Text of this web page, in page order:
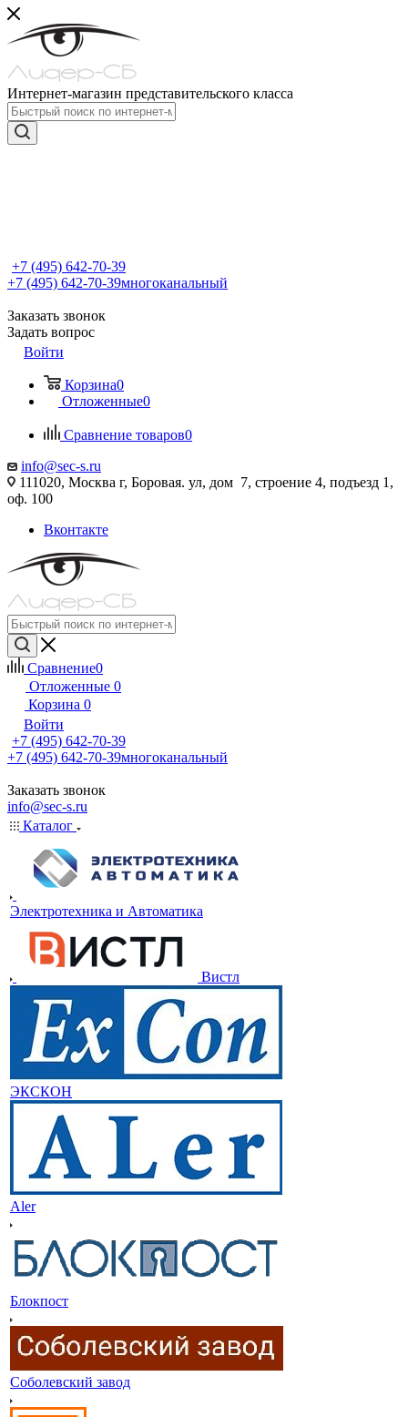
Интернет-магазин представительского класса
+7 (495) 642-70-39
+7 (495) 642-70-39многоканальный
Заказать звонок
Задать вопрос
Войти
Корзина0
Отложенные0
Сравнение товаров0
info@sec-s.ru
111020, Москва г, Боровая. ул, дом 7, строение 4, подъезд 1,
оф. 100
Вконтакте
Сравнение0
Отложенные 0
Корзина 0
Войти
+7 (495) 642-70-39
+7 (495) 642-70-39многоканальный
Заказать звонок
info@sec-s.ru
Каталог
Электротехника и Автоматика
Вистл
ЭКСКОН
Aler
Блокпост
Соболевский завод